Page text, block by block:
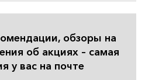
обзоры на
об акциях – самая
у вас на почте